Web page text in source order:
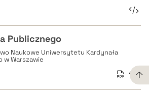
Publicznego
Naukowe Uniwersytetu Kardynała
Warszawie